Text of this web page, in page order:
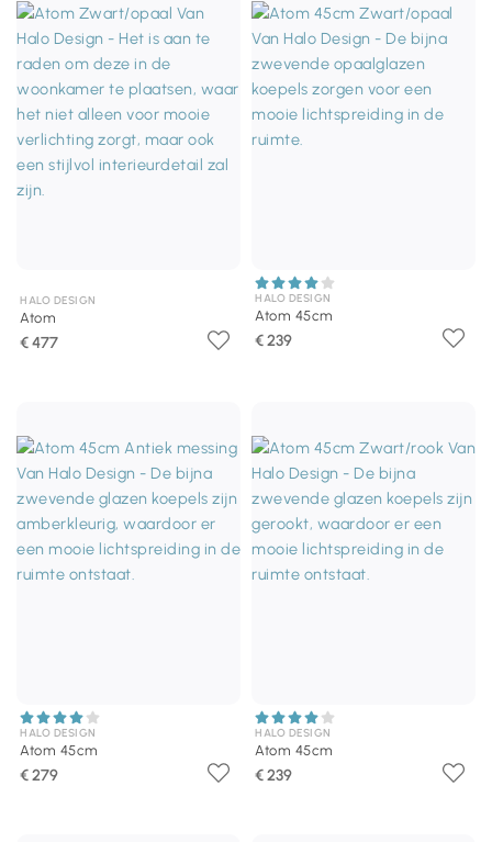
HALO DESIGN
Atom
€ 477
HALO DESIGN
Atom 45cm
€ 239
HALO DESIGN
Atom 45cm
€ 279
HALO DESIGN
Atom 45cm
€ 239